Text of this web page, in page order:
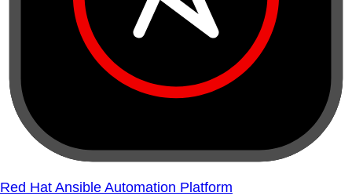
Red Hat Ansible Automation Platform